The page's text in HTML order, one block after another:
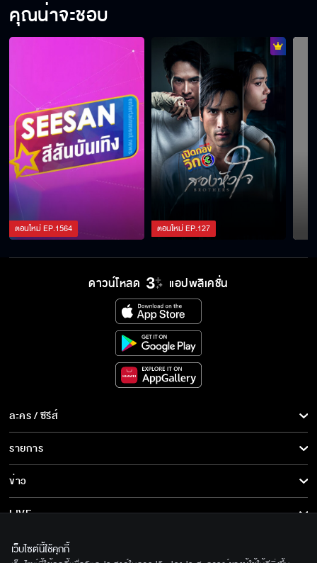
คุณน่าจะชอบ
ตอนใหม่EP.1564 ตอนใหม่EP.127
ดาวน์โหลด แอปพลิเคชั่น
ละคร / ซีรีส์
ละคร/ซีรีส์
ซีรีส์นานาชาติ
การ์ตูน & เกม
รายการ
รายการทั้งหมด
ข่าว
ข่าวทั้งหมด
LIVE
เกี่ยวกับเรา
เว็บไซต์นี้ใช้คุกกี้